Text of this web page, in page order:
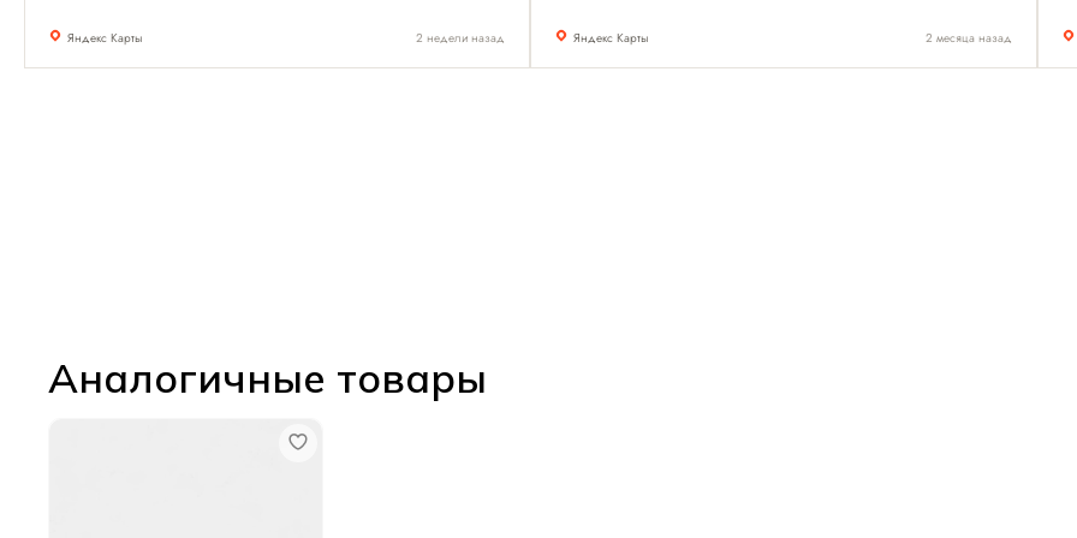
Яндекс Карты 2 недели назад Яндекс Карты 2 месяца назад
Аналогичные товары